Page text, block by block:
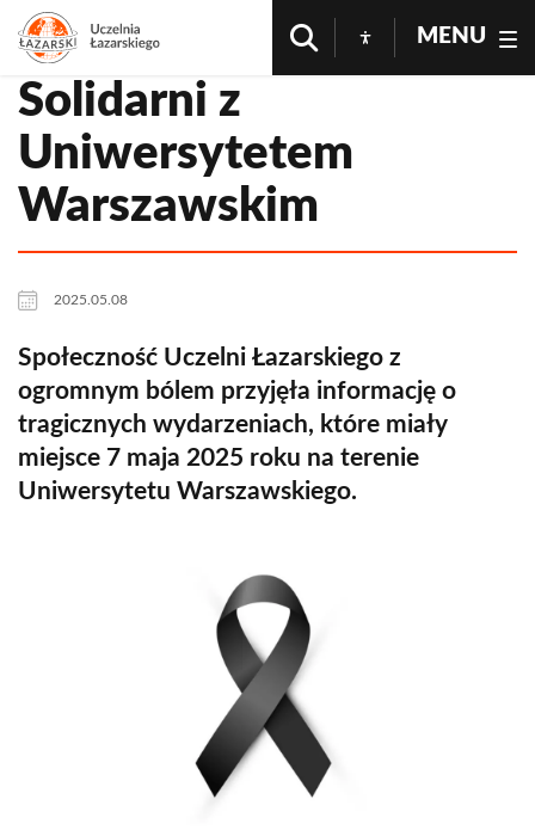
MENU
Solidarni z
Uniwersytetem
Warszawskim
2025.05.08
Społeczność Uczelni Łazarskiego z
ogromnym bólem przyjęła informację o
tragicznych wydarzeniach, które miały
miejsce 7 maja 2025 roku na terenie
Uniwersytetu Warszawskiego.